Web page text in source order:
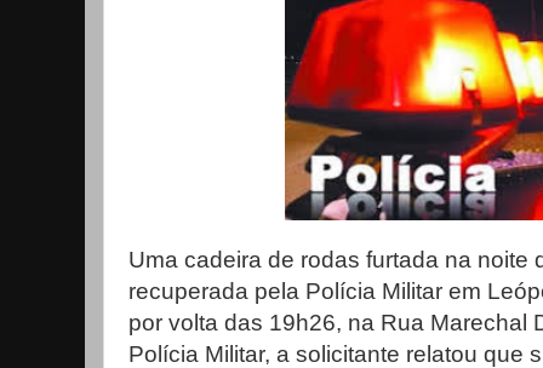
Uma cadeira de rodas furtada na noite
recuperada pela Polícia Militar em
por volta das 19h26, na Rua Marechal
Polícia Militar, a solicitante relatou que